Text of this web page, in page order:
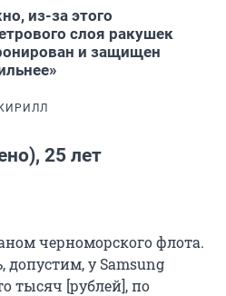
из-за этого
слоя ракушек
и защищен
25 лет
черноморского флота.
допустим, у Samsung
тысяч [рублей], по